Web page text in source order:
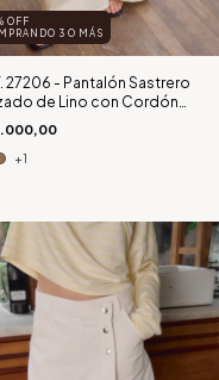
OFF
3 O MÁS
27206 - Pantalón Sastrero
de Lino con Cordón
+1